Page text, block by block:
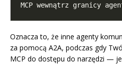
Oznacza to, że inne agenty
za pomocą A2A, podczas gdy
MCP do dostępu do narzędzi —